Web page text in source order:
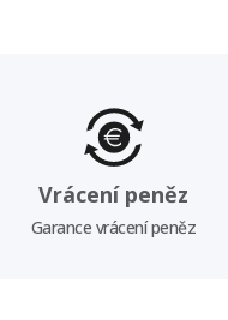
Vrácení peněz
Garance vrácení peněz